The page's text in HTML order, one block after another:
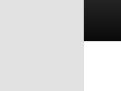
メ